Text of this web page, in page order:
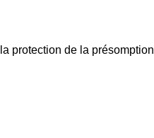
protection de la présomption